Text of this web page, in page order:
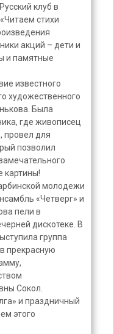
клуб в
стихи
акций – дети и
и памятные
известного
художественного
Была
где живописец
провел для
позволил
картины!
молодежи
«Четверг» и
пели в
дискотеке. В
группа
прекрасную
Сокол.
и праздничный
этого